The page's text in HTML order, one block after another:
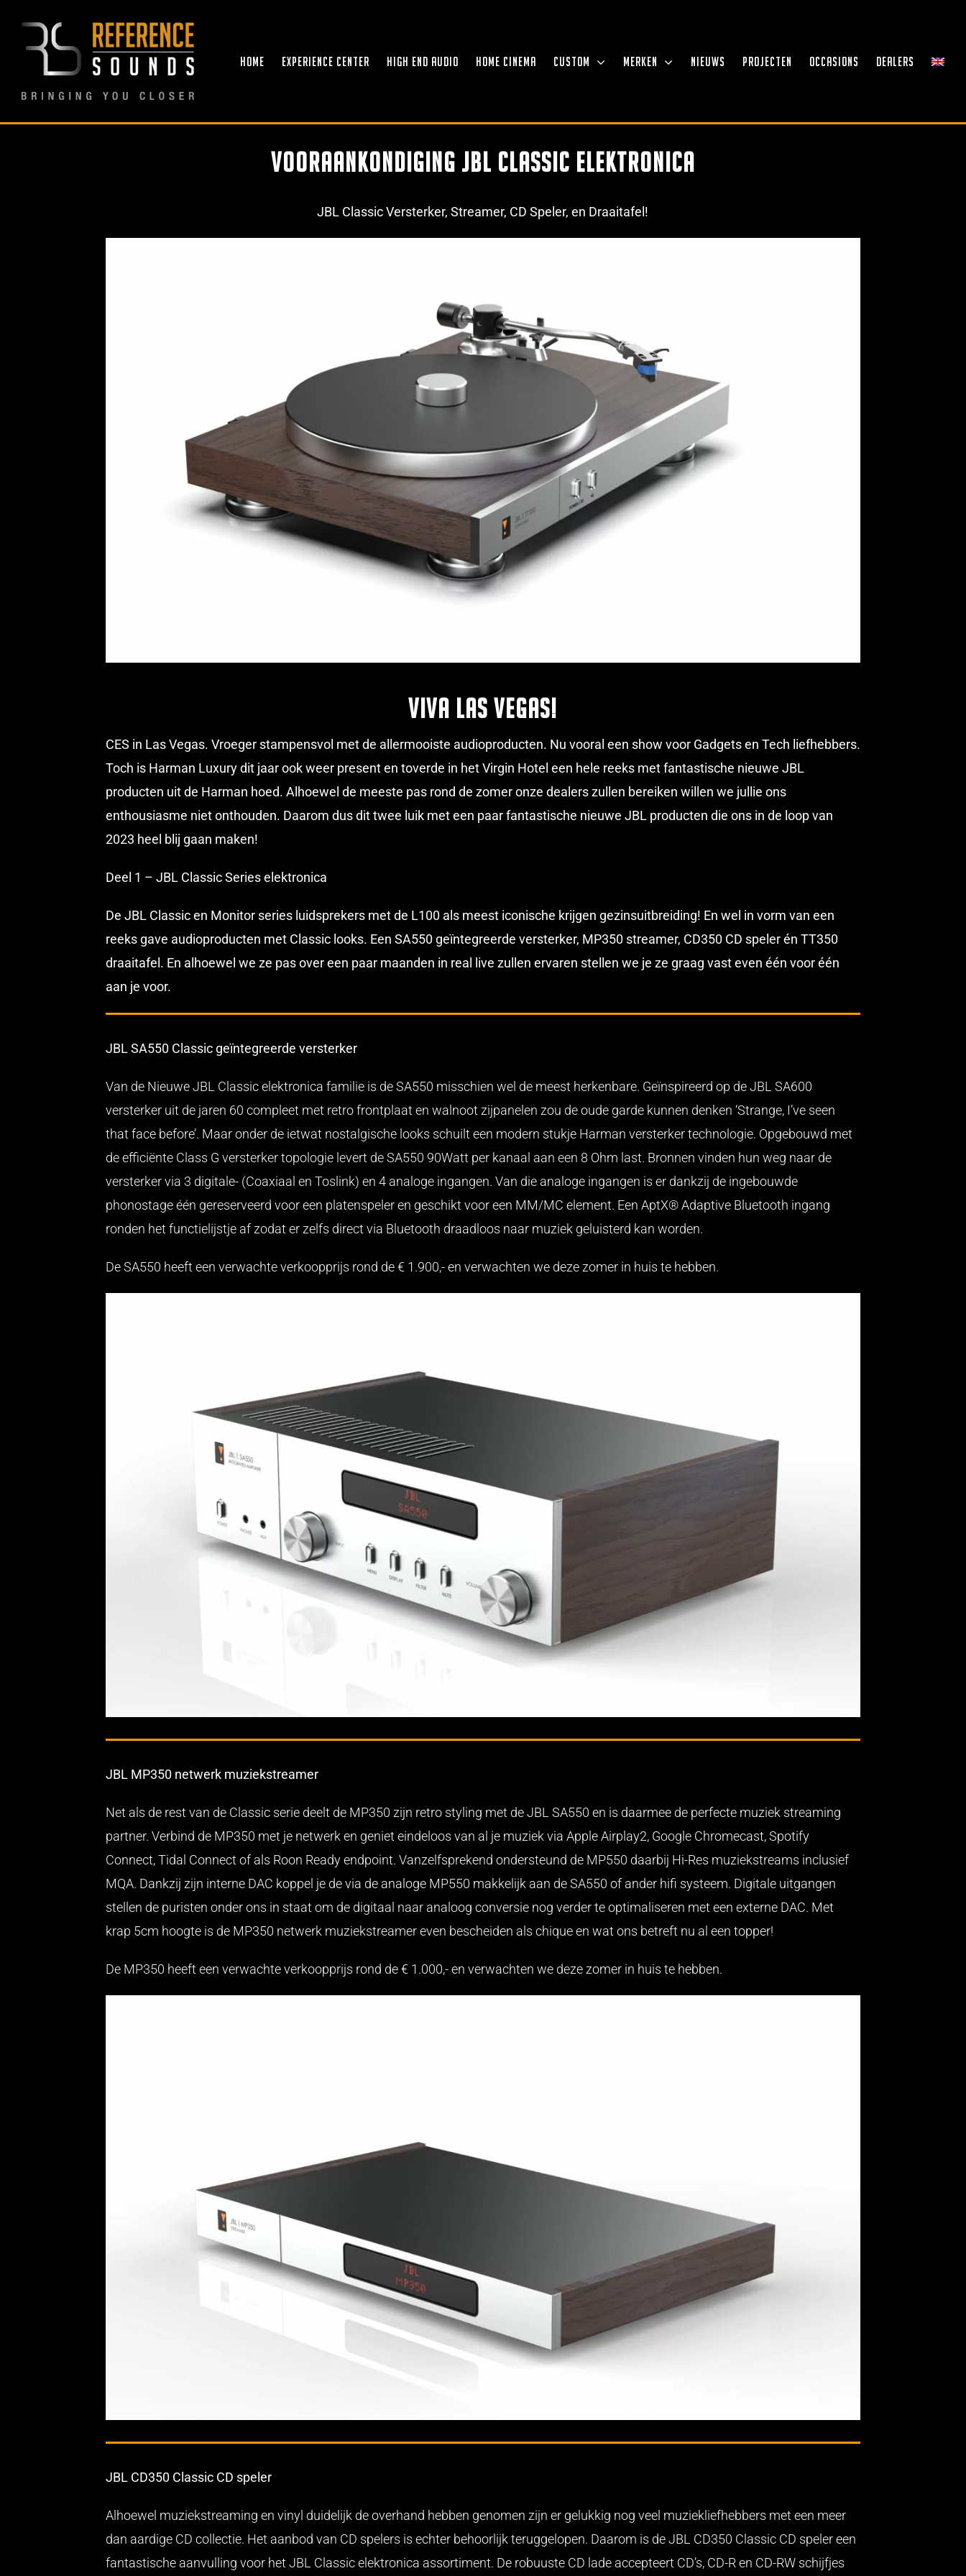
HOME EXPERIENCE CENTER HIGH END AUDIO HOME CINEMA CUSTOM MERKEN NIEUWS PROJECTEN OCCASIONS DEALERS
Vooraankondiging JBL Classic Elektronica
JBL Classic Versterker, Streamer, CD Speler, en Draaitafel!
Viva Las vegas!
CES in Las Vegas. Vroeger stampensvol met de allermooiste audioproducten. Nu vooral een show voor Gadgets en Tech liefhebbers.
Toch is Harman Luxury dit jaar ook weer present en toverde in het Virgin Hotel een hele reeks met fantastische nieuwe JBL
producten uit de Harman hoed. Alhoewel de meeste pas rond de zomer onze dealers zullen bereiken willen we jullie ons
enthousiasme niet onthouden. Daarom dus dit twee luik met een paar fantastische nieuwe JBL producten die ons in de loop van
2023 heel blij gaan maken!
Deel 1 – JBL Classic Series elektronica
De JBL Classic en Monitor series luidsprekers met de L100 als meest iconische krijgen gezinsuitbreiding! En wel in vorm van een
reeks gave audioproducten met Classic looks. Een SA550 geïntegreerde versterker, MP350 streamer, CD350 CD speler én TT350
draaitafel. En alhoewel we ze pas over een paar maanden in real live zullen ervaren stellen we je ze graag vast even één voor één
aan je voor.
JBL SA550 Classic geïntegreerde versterker
Van de Nieuwe JBL Classic elektronica familie is de SA550 misschien wel de meest herkenbare. Geïnspireerd op de JBL SA600
versterker uit de jaren 60 compleet met retro frontplaat en walnoot zijpanelen zou de oude garde kunnen denken ‘Strange, I’ve seen
that face before’. Maar onder de ietwat nostalgische looks schuilt een modern stukje Harman versterker technologie. Opgebouwd met
de efficiënte Class G versterker topologie levert de SA550 90Watt per kanaal aan een 8 Ohm last. Bronnen vinden hun weg naar de
versterker via 3 digitale- (Coaxiaal en Toslink) en 4 analoge ingangen. Van die analoge ingangen is er dankzij de ingebouwde
phonostage één gereserveerd voor een platenspeler en geschikt voor een MM/MC element. Een AptX® Adaptive Bluetooth ingang
ronden het functielijstje af zodat er zelfs direct via Bluetooth draadloos naar muziek geluisterd kan worden.
De SA550 heeft een verwachte verkoopprijs rond de € 1.900,- en verwachten we deze zomer in huis te hebben.
JBL MP350 netwerk muziekstreamer
Net als de rest van de Classic serie deelt de MP350 zijn retro styling met de JBL SA550 en is daarmee de perfecte muziek streaming
partner. Verbind de MP350 met je netwerk en geniet eindeloos van al je muziek via Apple Airplay2, Google Chromecast, Spotify
Connect, Tidal Connect of als Roon Ready endpoint. Vanzelfsprekend ondersteund de MP550 daarbij Hi-Res muziekstreams inclusief
MQA. Dankzij zijn interne DAC koppel je de via de analoge MP550 makkelijk aan de SA550 of ander hifi systeem. Digitale uitgangen
stellen de puristen onder ons in staat om de digitaal naar analoog conversie nog verder te optimaliseren met een externe DAC. Met
krap 5cm hoogte is de MP350 netwerk muziekstreamer even bescheiden als chique en wat ons betreft nu al een topper!
De MP350 heeft een verwachte verkoopprijs rond de € 1.000,- en verwachten we deze zomer in huis te hebben.
JBL CD350 Classic CD speler
Alhoewel muziekstreaming en vinyl duidelijk de overhand hebben genomen zijn er gelukkig nog veel muziekliefhebbers met een meer
dan aardige CD collectie. Het aanbod van CD spelers is echter behoorlijk teruggelopen. Daarom is de JBL CD350 Classic CD speler een
fantastische aanvulling voor het JBL Classic elektronica assortiment. De robuuste CD lade accepteert CD’s, CD-R en CD-RW schijfjes